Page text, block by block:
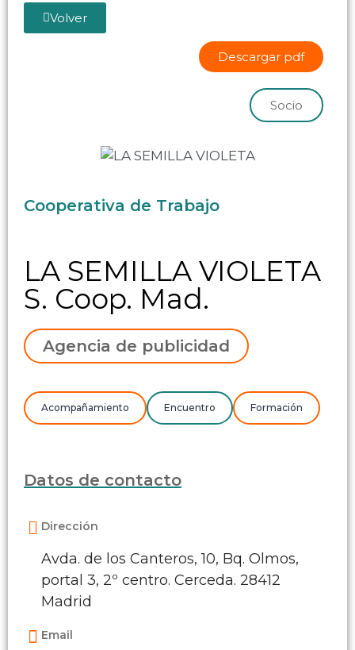
Volver
Socio
Descargar pdf
Cooperativa de Trabajo
LA SEMILLA VIOLETA
S. Coop. Mad.
Agencia de publicidad
Acompañamiento Encuentro Formación
Datos de contacto
Dirección
Avda. de los Canteros, 10, Bq. Olmos,
portal 3, 2º centro. Cerceda. 28412
Madrid
Email